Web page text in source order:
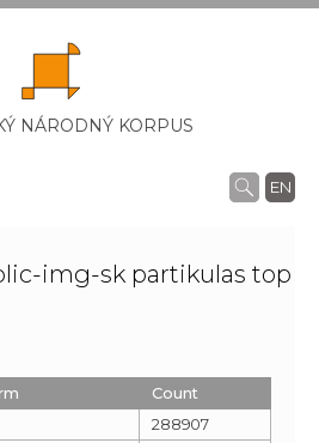
NÁRODNÝ KORPUS
EN
img-sk partikulas top
Count
288907